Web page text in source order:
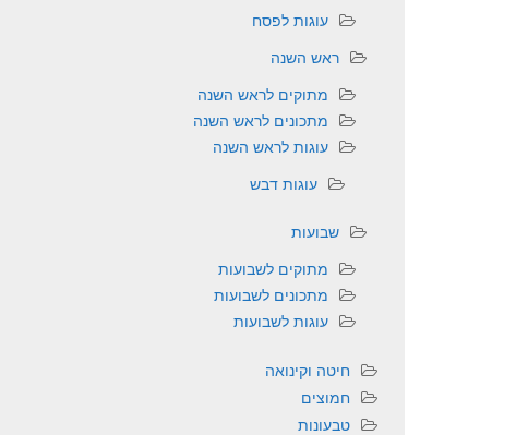
עוגות לפסח
ראש השנה
מתוקים לראש השנה
מתכונים לראש השנה
עוגות לראש השנה
עוגות דבש
שבועות
מתוקים לשבועות
מתכונים לשבועות
עוגות לשבועות
חיטה וקינואה
חמוצים
טבעונות